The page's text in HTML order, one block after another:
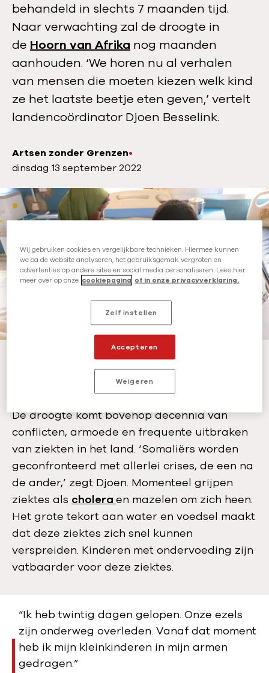
behandeld in slechts 7 maanden tijd.
Naar verwachting zal de droogte in
de Hoorn van Afrika nog maanden
aanhouden. ‘We horen nu al verhalen
van mensen die moeten kiezen welk kind
ze het laatste beetje eten geven,’ vertelt
landencoördinator Djoen Besselink.
A
u
t
e
u
Artsen zonder Grenzen
P
b
l
dinsdag 13 september 2022
Arts Ahmed Ilyas onderzoekt Saidya in Somalië.
Een neerwaartse spiraal
De droogte komt bovenop decennia van
conflicten, armoede en frequente uitbraken
van ziekten in het land. ‘Somaliërs worden
geconfronteerd met allerlei crises, de een na
de ander,’ zegt Djoen. Momenteel grijpen
ziektes als cholera en mazelen om zich heen.
Het grote tekort aan water en voedsel maakt
dat deze ziektes zich snel kunnen
verspreiden. Kinderen met ondervoeding zijn
vatbaarder voor deze ziektes.
“Ik heb twintig dagen gelopen. Onze ezels
zijn onderweg overleden. Vanaf dat moment
heb ik mijn kleinkinderen in mijn armen
gedragen.”
Wij gebruiken cookies en vergelijkbare technieken. Hiermee kunnen
we oa de website analyseren, het gebruiksgemak vergroten en
advertenties op andere sites en social media personaliseren. Lees hier
meer over op onze cookiepagina of in onze privacyverklaring.
Zelf instellen
Weigeren
Accepteren